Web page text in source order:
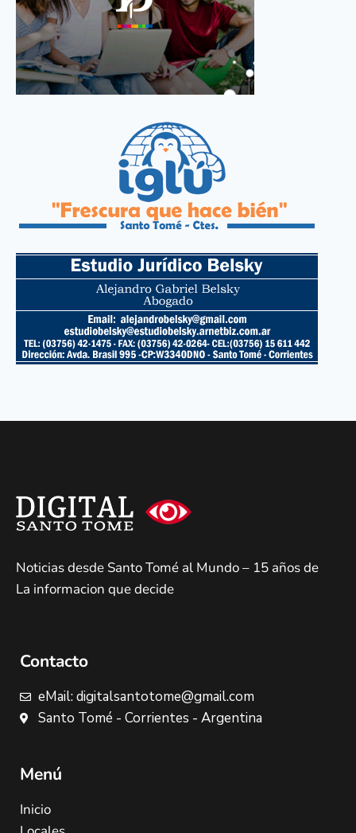
Noticias desde Santo Tomé al Mundo – 15 años de
La informacion que decide
Contacto
eMail: digitalsantotome@gmail.com
Santo Tomé - Corrientes - Argentina
Menú
Inicio